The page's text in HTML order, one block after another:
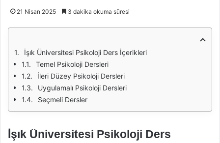
21 Nisan 2025 3 dakika okuma süresi
İşık Üniversitesi Psikoloji Ders İçerikleri
Temel Psikoloji Dersleri
İleri Düzey Psikoloji Dersleri
Uygulamalı Psikoloji Dersleri
Seçmeli Dersler
İşık Üniversitesi Psikoloji Ders